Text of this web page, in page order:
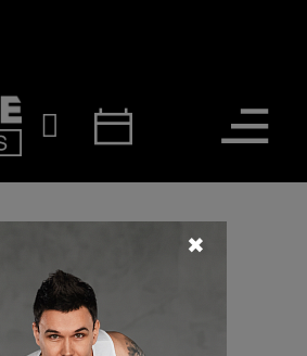
Открыть
BODY&MIND CELEBRATION. ПРАЗДНИК ДУШИ И ТЕЛА.
✖